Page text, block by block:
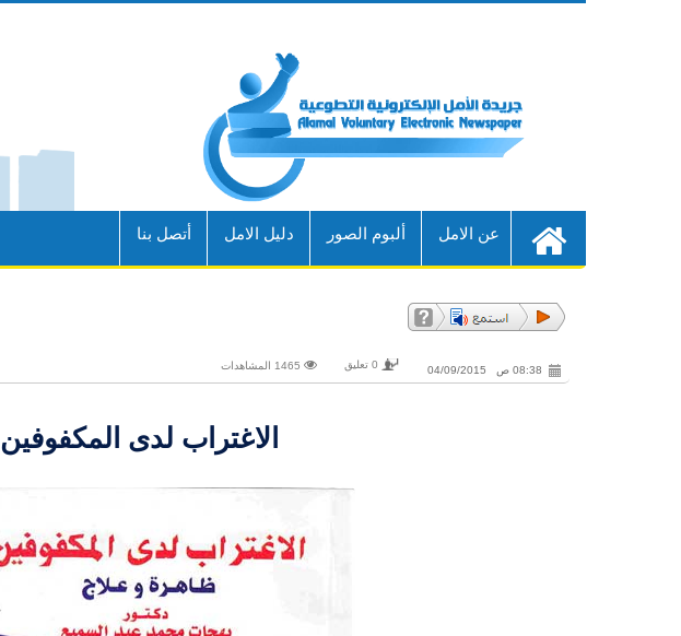
عن الامل ألبوم الصور دليل الامل أتصل بنا
08:38 ص 04/09/2015 0 تعليق
الاغتراب لدى المكفوفين